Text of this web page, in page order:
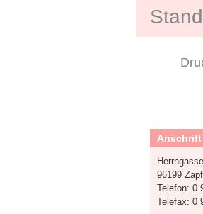
Anschrift
96199
Telefon: 0
Telefax: 0